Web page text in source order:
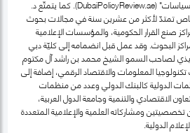
إضافة لرئاسة تحرير "مجلة دبي للسياسات" (DubaiPolicyReview.ae). كما يتمتّع د.
تمتدّ لأكثر من عشرين سنة في مجالات بحوث
صنع القرار الحكومية، والمؤسسات الإعلامية
البحوث. وقد عمل قبل انضمامه إلى كليّة دبي
لصاحب السمو الشيخ محمد بن راشد آل مكتوم
المعلومات والاقتصاد الرقمي، إضافة إلى
الدولية كالبنك الدولي وعدد من منظمات
الاقتصادي والتنمية وجامعة الدول العربية،
ومشاركاته العلمية والإعلامية المتعددة
الدولية.